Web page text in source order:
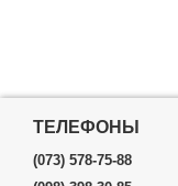
ТЕЛЕФОНЫ
(073) 578-75-88